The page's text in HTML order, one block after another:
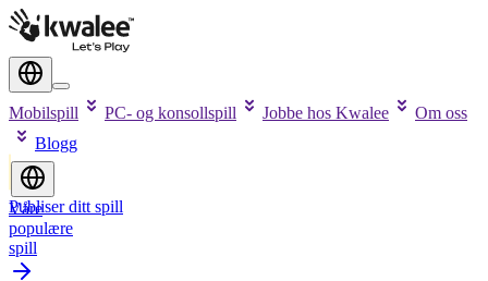
Mobilspill PC- og konsollspill Jobbe hos Kwalee
Om oss
Blogg
Publiser ditt spill
Våre
populære
spill